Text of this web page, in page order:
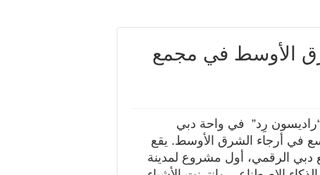
الأوسط في مجمع
رِد” في واحة دبي
في أرجاء الشرق الأوسط. يقع
الرقمي، أول مشروع لمدينة